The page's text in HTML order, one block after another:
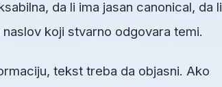
da li ima jasan canonical, da li
koji stvarno odgovara temi.
tekst treba da objasni. Ako